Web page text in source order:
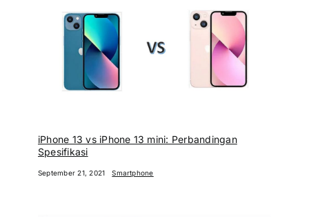
iPhone 13 vs iPhone 13 mini: Perbandingan
Spesifikasi
September 21, 2021 Smartphone